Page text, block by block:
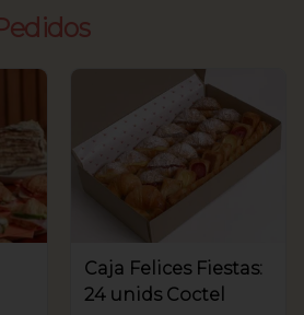
Caja Felices Fiestas:
24 unids Coctel